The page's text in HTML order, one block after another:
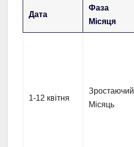
Дата
Фаза
Місяця
1-12 квітня
Зростаючий
Місяць